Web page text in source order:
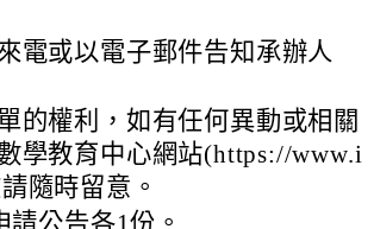
電或以電子郵件告知承辦人
的權利，如有任何異動或相關
學教育中心網站(https://www.i
請隨時留意。
公告各1份。